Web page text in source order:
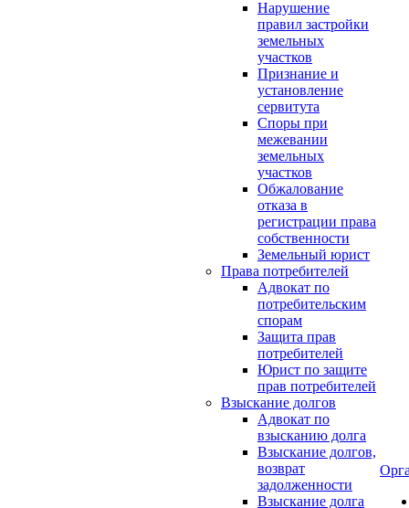
Нарушение
правил застройки
земельных
участков
Признание и
установление
сервитута
Споры при
межевании
земельных
участков
Обжалование
отказа в
регистрации права
собственности
Земельный юрист
Права потребителей
Адвокат по
потребительским
спорам
Защита прав
потребителей
Юрист по защите
прав потребителей
Взыскание долгов
Адвокат по
взысканию долга
Взыскание долгов,
возврат
задолженности
Взыскание долга